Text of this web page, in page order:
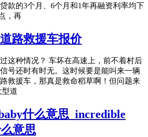
款的3个月、6个月和1年再融资利率均下
，再
路救援车报价
这种情况？ 车坏在高速上，前不着村后
号还时有时无。这时候要是能叫来一辆
救援车，那真是救命稻草啊！但问题来
道
什么意思_incredible
意思